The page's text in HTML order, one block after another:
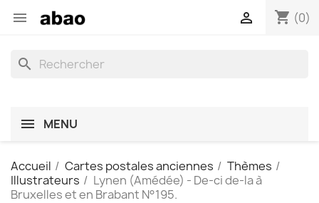
 shopping_cart (0)

search
MENU
Accueil Cartes postales anciennes
Thèmes
Illustrateurs
Lynen (Amédée) - De-ci de-la à
Bruxelles et en Brabant N°195.